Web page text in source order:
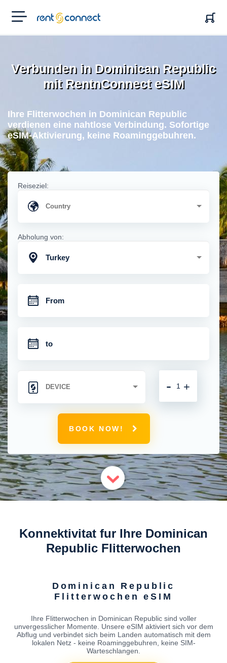
RENT'N
CONNECT
Verbunden in Dominican Republic
mit RentnConnect eSIM
Ihre Flitterwochen in Dominican Republic
verdienen eine nahtlose Verbindung. Sofortige
eSIM-Aktivierung, keine Roaminggebuhren.
Reiseziel:
Abholung von:
Turkey
+
-
BOOK NOW!
Konnektivitat fur Ihre Dominican
Republic Flitterwochen
Dominican Republic
Flitterwochen eSIM
Ihre Flitterwochen in Dominican Republic sind voller
unvergesslicher Momente. Unsere eSIM aktiviert sich vor dem
Abflug und verbindet sich beim Landen automatisch mit dem
lokalen Netz - keine Roaminggebuhren, keine SIM-
Warteschlangen.